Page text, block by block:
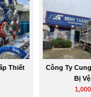
Thiết
Công Ty
Bị